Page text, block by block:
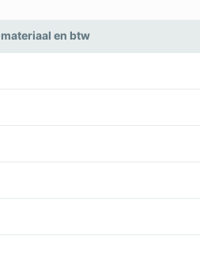
en btw